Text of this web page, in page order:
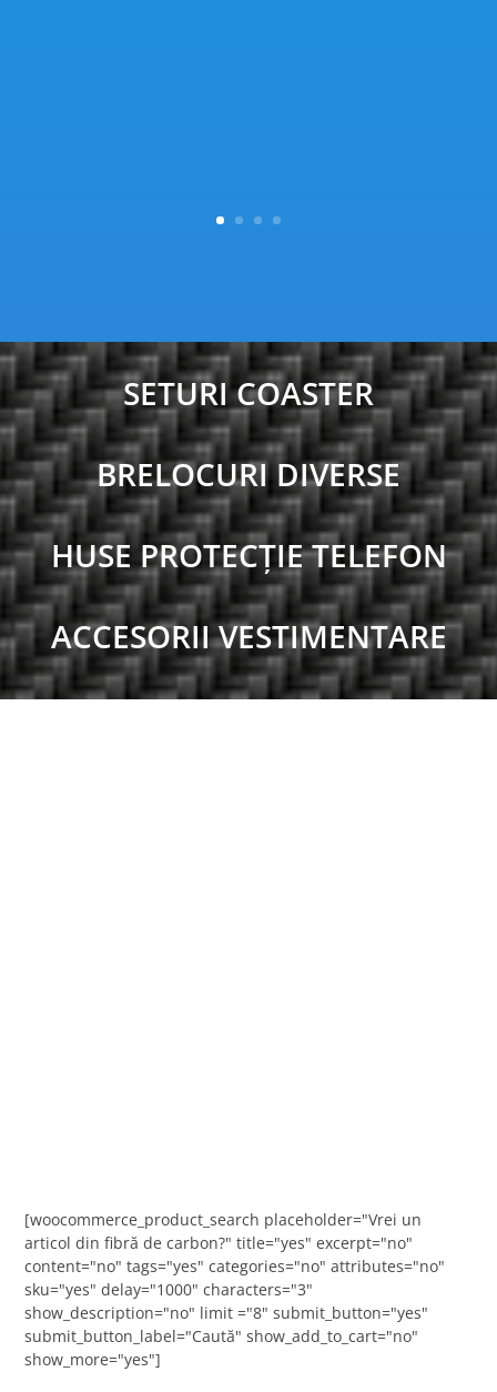
SETURI COASTER
BRELOCURI DIVERSE
HUSE PROTECȚIE TELEFON
ACCESORII VESTIMENTARE
[woocommerce_product_search placeholder="Vrei un
articol din fibră de carbon?" title="yes" excerpt="no"
content="no" tags="yes" categories="no" attributes="no"
sku="yes" delay="1000" characters="3"
show_description="no" limit ="8" submit_button="yes"
submit_button_label="Caută" show_add_to_cart="no"
show_more="yes"]